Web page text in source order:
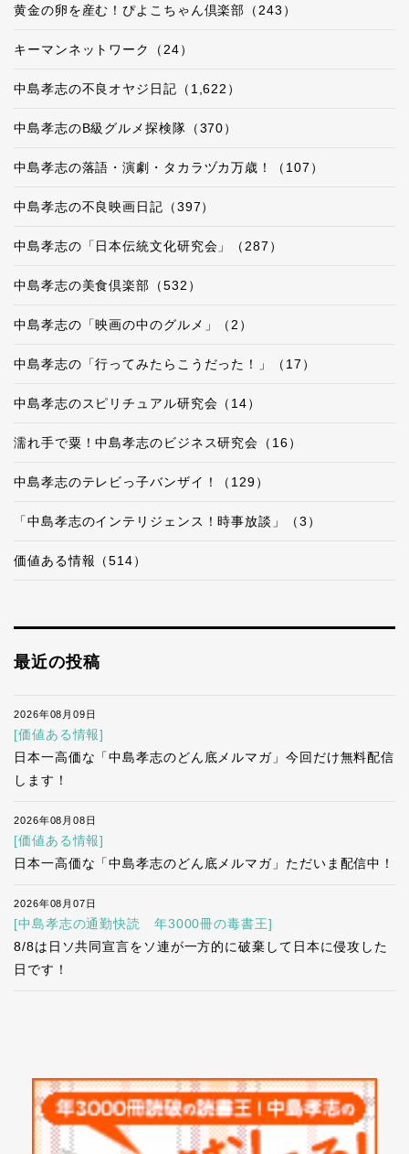
黄金の卵を産む！ぴよこちゃん倶楽部（243）
キーマンネットワーク（24）
中島孝志の不良オヤジ日記（1,622）
中島孝志のB級グルメ探検隊（370）
中島孝志の落語・演劇・タカラヅカ万歳！（107）
中島孝志の不良映画日記（397）
中島孝志の「日本伝統文化研究会」（287）
中島孝志の美食倶楽部（532）
中島孝志の「映画の中のグルメ」（2）
中島孝志の「行ってみたらこうだった！」（17）
中島孝志のスピリチュアル研究会（14）
濡れ手で粟！中島孝志のビジネス研究会（16）
中島孝志のテレビっ子バンザイ！（129）
「中島孝志のインテリジェンス！時事放談」（3）
価値ある情報（514）
最近の投稿
2026年08月09日
[価値ある情報]
日本一高価な「中島孝志のどん底メルマガ」今回だけ無料配信
します！
2026年08月08日
[価値ある情報]
日本一高価な「中島孝志のどん底メルマガ」ただいま配信中！
2026年08月07日
[中島孝志の通勤快読 年3000冊の毒書王]
8/8は日ソ共同宣言をソ連が一方的に破棄して日本に侵攻した
日です！